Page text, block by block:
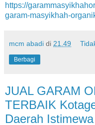
https://
garam-masyikhah-
mcm abadi di 21.49
Berbagi
JUAL GARAM
TERBAIK
Daerah